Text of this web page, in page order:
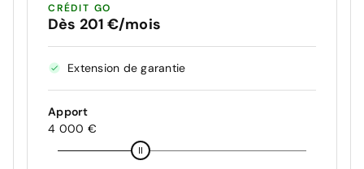
CRÉDIT GO
Dès 201 €/mois
Extension de garantie
Apport
4 000 €